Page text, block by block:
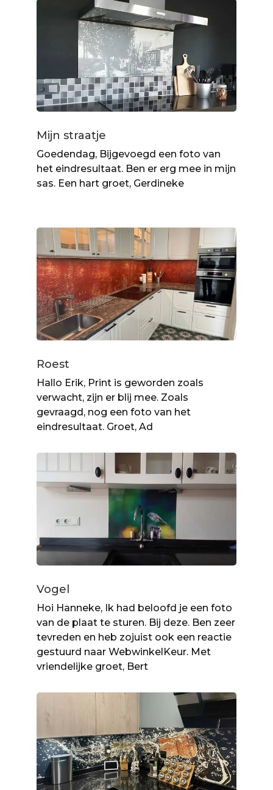
Mijn straatje
Goedendag, Bijgevoegd een foto van
het eindresultaat. Ben er erg mee in mijn
sas. Een hart groet, Gerdineke
Roest
Hallo Erik, Print is geworden zoals
verwacht, zijn er blij mee. Zoals
gevraagd, nog een foto van het
eindresultaat. Groet, Ad
Vogel
Hoi Hanneke, Ik had beloofd je een foto
van de plaat te sturen. Bij deze. Ben zeer
tevreden en heb zojuist ook een reactie
gestuurd naar WebwinkelKeur. Met
vriendelijke groet, Bert